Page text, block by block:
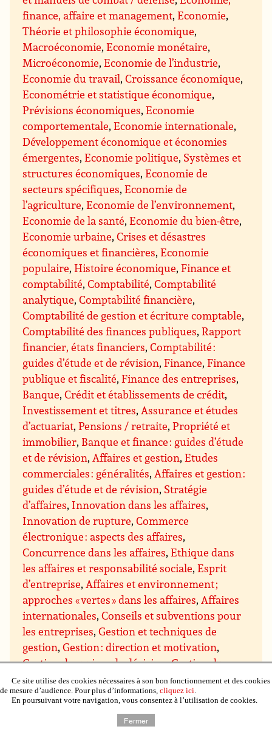
finance, affaire et management,Economie,
Théorie et philosophie économique,
Macroéconomie,Economie monétaire,
Microéconomie,Economie de l’industrie,
Economie du travail,Croissance économique,
Econométrie et statistique économique,
Prévisions économiques,Economie
comportementale,Economie internationale,
Développement économique et économies
émergentes,Economie politique, Systèmes et
structures économiques,Economie de
secteurs spécifiques,Economie de
l’agriculture,Economie de l’environnement,
Economie de la santé,Economie du bien-être,
Economie urbaine,Crises et désastres
économiques et financières,Economie
populaire,Histoire économique,Finance et
comptabilité,Comptabilité,Comptabilité
analytique,Comptabilité financière,
Comptabilité de gestion et écriture comptable,
Comptabilité des finances publiques,Rapport
financier, états financiers,Comptabilité :
guides d’étude et de révision,Finance,Finance
publique et fiscalité,Finance des entreprises,
Banque,Crédit et établissements de crédit,
Investissement et titres,Assurance et études
d’actuariat,Pensions / retraite,Propriété et
immobilier, Banque et finance : guides d’étude
et de révision,Affaires et gestion,Etudes
commerciales : généralités,Affaires et gestion :
guides d’étude et de révision, Stratégie
d’affaires, Innovation dans les affaires,
Innovation de rupture,Commerce
électronique : aspects des affaires,
Concurrence dans les affaires,Ethique dans
les affaires et responsabilité sociale,Esprit
d’entreprise,Affaires et environnement ;
approches « vertes » dans les affaires,Affaires
internationales,Conseils et subventions pour
les entreprises,Gestion et techniques de
gestion,Gestion : direction et motivation,
Gestion des prises de décision,Gestion du
savoir,Gestion des projets,Assurance qualité
et qualité totale,Gestion du temps,Gestion de
domaines particuliers,Gestion budgétaire et
Gestion du personnel et des
Ce site utilise des cookies nécessaires à son bon fonctionnement et des cookies
de mesure d’audience. Pour plus d’informations, cliquez ici.
En poursuivant votre navigation, vous consentez à l’utilisation de cookies.
Fermer